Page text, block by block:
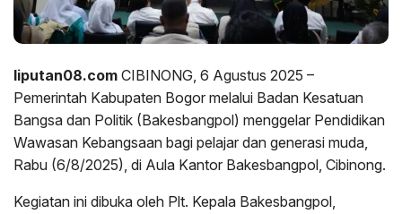
liputan08.com CIBINONG, 6 Agustus 2025 –
Pemerintah Kabupaten Bogor melalui Badan Kesatuan
Bangsa dan Politik (Bakesbangpol) menggelar Pendidikan
Wawasan Kebangsaan bagi pelajar dan generasi muda,
Rabu (6/8/2025), di Aula Kantor Bakesbangpol, Cibinong.
Kegiatan ini dibuka oleh Plt. Kepala Bakesbangpol,